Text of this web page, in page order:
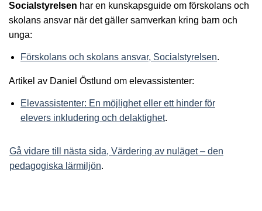
Socialstyrelsen har en kunskapsguide om förskolans och
skolans ansvar när det gäller samverkan kring barn och
unga:
Förskolans och skolans ansvar, Socialstyrelsen.
Artikel av Daniel Östlund om elevassistenter:
Elevassistenter: En möjlighet eller ett hinder för
elevers inkludering och delaktighet.
Gå vidare till nästa sida, Värdering av nuläget – den
pedagogiska lärmiljön.